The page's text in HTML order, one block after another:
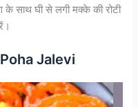
के साथ घी से लगी मक्के की रोटी
Poha Jalevi